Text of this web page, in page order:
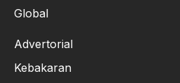
Global
Advertorial
Kebakaran